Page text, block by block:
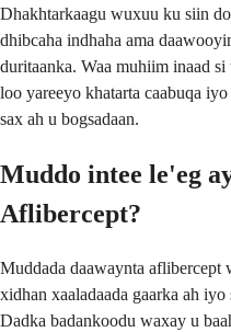
Dhakhtarkaagu wuxuu ku siin
dhibcaha indhaha ama
duritaanka. Waa muhiim inaad
loo yareeyo khatarta caabuqa
sax ah u bogsadaan.
Muddo intee le'eg
Aflibercept?
Muddada daawaynta aflibercept
xidhan xaaladaada gaarka ah
Dadka badankoodu waxay u